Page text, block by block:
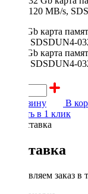
120 MB/s,
В корзину
В
Купить в 1 клик
Доставка
Доставляем заказ